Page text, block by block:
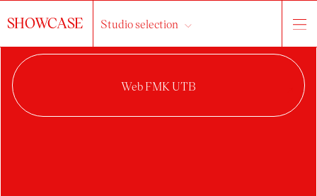
SHOWCASE Studio selection